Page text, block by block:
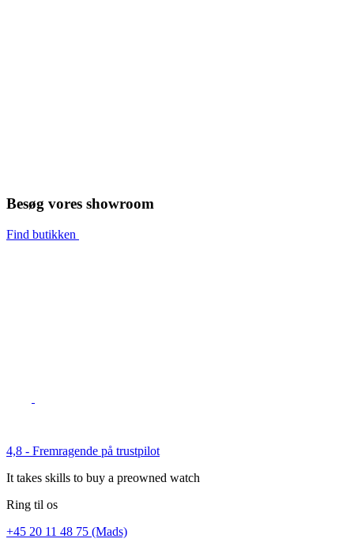
Besøg vores showroom
Find butikken
4,8 - Fremragende på trustpilot
It takes skills to buy a preowned watch
Ring til os
+45 20 11 48 75 (Mads)